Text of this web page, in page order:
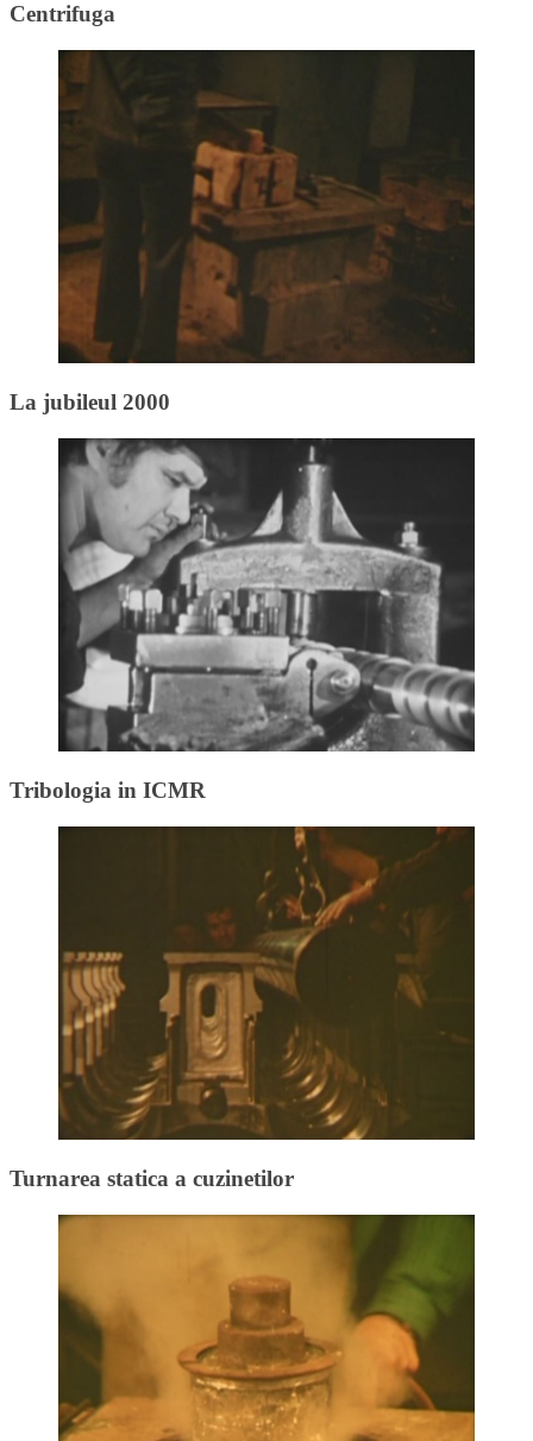
Centrifuga
La jubileul 2000
Tribologia in ICMR
Turnarea statica a cuzinetilor